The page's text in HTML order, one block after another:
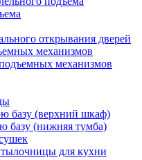
открывания дверей
механизмов
механизмов
базу (верхний шкаф)
(нижняя тумба)
для кухни